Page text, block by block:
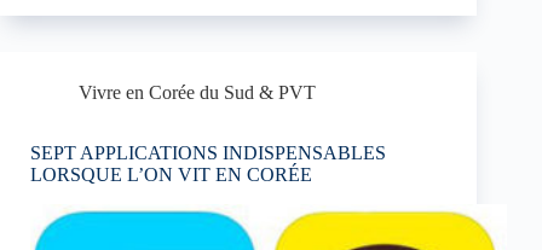
du
Vivre en Corée du Sud & PVT
SEPT APPLICATIONS INDISPENSABLES
LORSQUE L’ON VIT EN CORÉE